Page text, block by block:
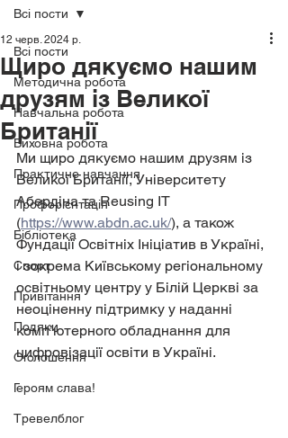
Всі пости
Методична робота
Навчальна робота
Виховна робота
Практичне навчання
Профорієнтація
Бібліотека
Спорт
Привітання
Подяки
Оголошення
Героям слава!
Тревелблог
Всі пости
Щиро дякуємо нашим
друзям із Великої
Британії
12 черв. 2024 р.
Ми щиро дякуємо нашим друзям із
Великої Британії, Університету
Абердіна та Reusing IT
(https://www.abdn.ac.uk/), а також
Фундації Освітніх Ініціатив в Україні,
і зокрема Київському регіональному
освітньому центру у Білій Церкві за
неоціненну підтримку у наданні
комп’ютерного обладнання для
цифровізації освіти в Україні.